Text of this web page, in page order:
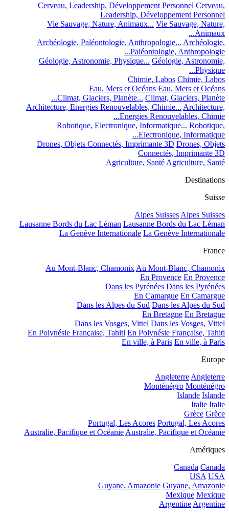
Cerveau, Leadership, Développement Personnel Cerveau,
Leadership, Développement Personnel
Vie Sauvage, Nature, Animaux... Vie Sauvage, Nature,
Animaux...
Archéologie, Paléontologie, Anthropologie... Archéologie,
Paléontologie, Anthropologie...
Géologie, Astronomie, Physique... Géologie, Astronomie,
Physique...
Chimie, Labos Chimie, Labos
Eau, Mers et Océans Eau, Mers et Océans
Climat, Glaciers, Planète... Climat, Glaciers, Planète...
Architecture, Energies Renouvelables, Chimie... Architecture,
Energies Renouvelables, Chimie...
Robotique, Electronique, Informatique... Robotique,
Electronique, Informatique...
Drones, Objets Connectés, Imprimante 3D Drones, Objets
Connectés, Imprimante 3D
Agriculture, Santé Agriculture, Santé
Destinations
Suisse
Alpes Suisses Alpes Suisses
Lausanne Bords du Lac Léman Lausanne Bords du Lac Léman
La Genève Internationale La Genève Internationale
France
Au Mont-Blanc, Chamonix Au Mont-Blanc, Chamonix
En Provence En Provence
Dans les Pyrénées Dans les Pyrénées
En Camargue En Camargue
Dans les Alpes du Sud Dans les Alpes du Sud
En Bretagne En Bretagne
Dans les Vosges, Vittel Dans les Vosges, Vittel
En Polynésie Française, Tahiti En Polynésie Française, Tahiti
En ville, à Paris En ville, à Paris
Europe
Angleterre Angleterre
Monténégro Monténégro
Islande Islande
Italie Italie
Grèce Grèce
Portugal, Les Acores Portugal, Les Acores
Australie, Pacifique et Océanie Australie, Pacifique et Océanie
Amériques
Canada Canada
USA USA
Guyane, Amazonie Guyane, Amazonie
Mexique Mexique
Argentine Argentine